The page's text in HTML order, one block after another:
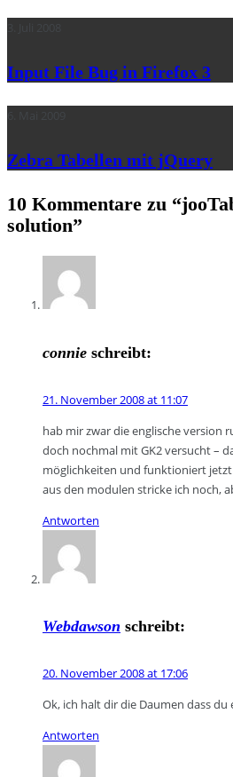
Input File Bug in Firefox 3
Zebra Tabellen mit jQuery
10 Kommentare zu “
solution”
connie schreibt:
21. November 2008 at 11:07
hab mir zwar die englische version
doch nochmal mit GK2 versucht –
möglichkeiten und funktioniert
aus den modulen stricke ich noch,
Antworten
Webdawson schreibt:
20. November 2008 at 17:06
Ok, ich halt dir die Daumen dass
Antworten